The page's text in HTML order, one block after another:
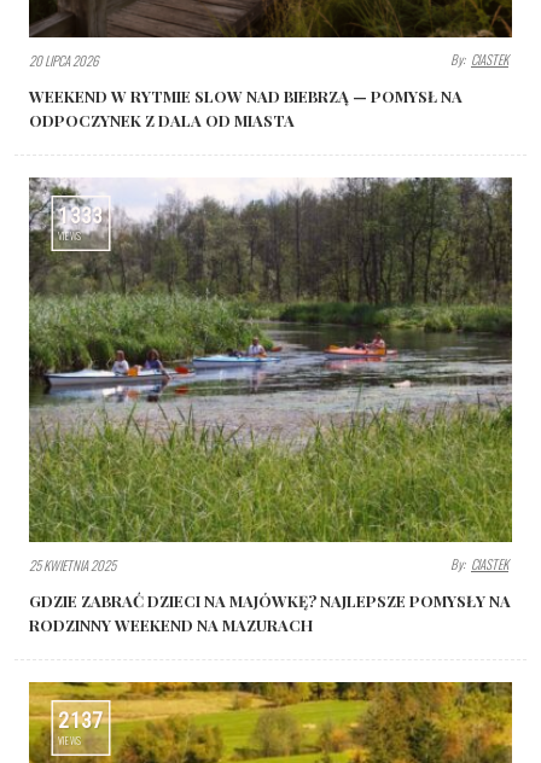
20 LIPCA 2026 By: CIASTEK
WEEKEND W RYTMIE SLOW NAD BIEBRZĄ — POMYSŁ NA
ODPOCZYNEK Z DALA OD MIASTA
1333
VIEWS
25 KWIETNIA 2025 By: CIASTEK
GDZIE ZABRAĆ DZIECI NA MAJÓWKĘ? NAJLEPSZE POMYSŁY NA
RODZINNY WEEKEND NA MAZURACH
2137
VIEWS